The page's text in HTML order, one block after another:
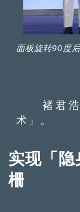
面板旋转90度
褚君浩
术」。
实现「
柵